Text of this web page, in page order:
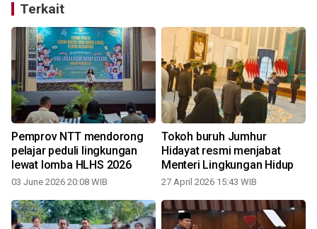
Terkait
Pemprov NTT mendorong
pelajar peduli lingkungan
lewat lomba HLHS 2026
03 June 2026 20:08 WIB
Tokoh buruh Jumhur
Hidayat resmi menjabat
Menteri Lingkungan Hidup
27 April 2026 15:43 WIB